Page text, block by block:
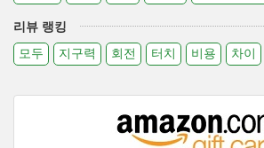
리뷰 랭킹
모두
지구력 회전 터치 비용 차이